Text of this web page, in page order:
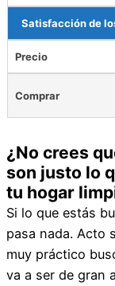
Satisfacción de
Precio
Comprar
¿No crees
son justo lo
tu hogar
Si lo que estás
pasa nada. Acto
muy práctico
va a ser de gran